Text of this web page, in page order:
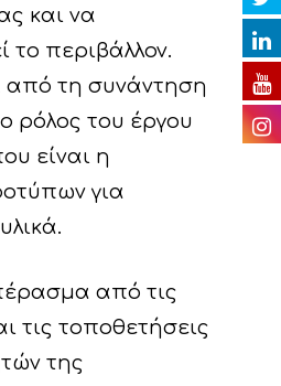
και να
το περιβάλλον.
από τη συνάντηση
ρόλος του έργου
είναι η
για
από τις
τις τοποθετήσεις
της
Ευαισθητοποίησης
αποτελεσμάτων
F. Δράσεις
Παραδοτέα
Βίντεο
Παρουσιάσεις
Ραδιοφωνικά spots
Άλλα